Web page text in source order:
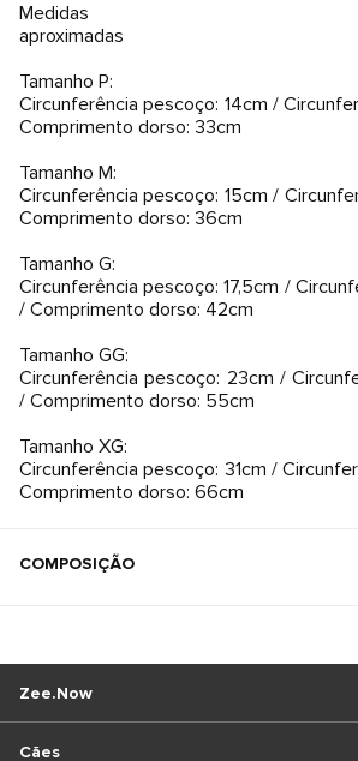
Medidas
aproximadas
Tamanho P:
Circunferência pescoço: 14cm /
Comprimento dorso: 33cm
Tamanho M:
Circunferência pescoço: 15cm /
Comprimento dorso: 36cm
Tamanho G:
Circunferência pescoço: 17,5cm /
/ Comprimento dorso: 42cm
Tamanho GG:
Circunferência pescoço: 23cm /
/ Comprimento dorso: 55cm
Tamanho XG:
Circunferência pescoço: 31cm /
Comprimento dorso: 66cm
COMPOSIÇÃO
Cães
Zee.Now